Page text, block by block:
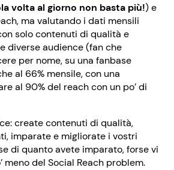
volta al giorno non basta più!) e
ma valutando i dati mensili
solo contenuti di qualità e
diverse audience (fan che
per nome, su una fanbase
al 66% mensile, con una
al 90% del reach con un po’ di
create contenuti di qualità,
imparate e migliorate i vostri
di quanto avete imparato, forse vi
meno del Social Reach problem.